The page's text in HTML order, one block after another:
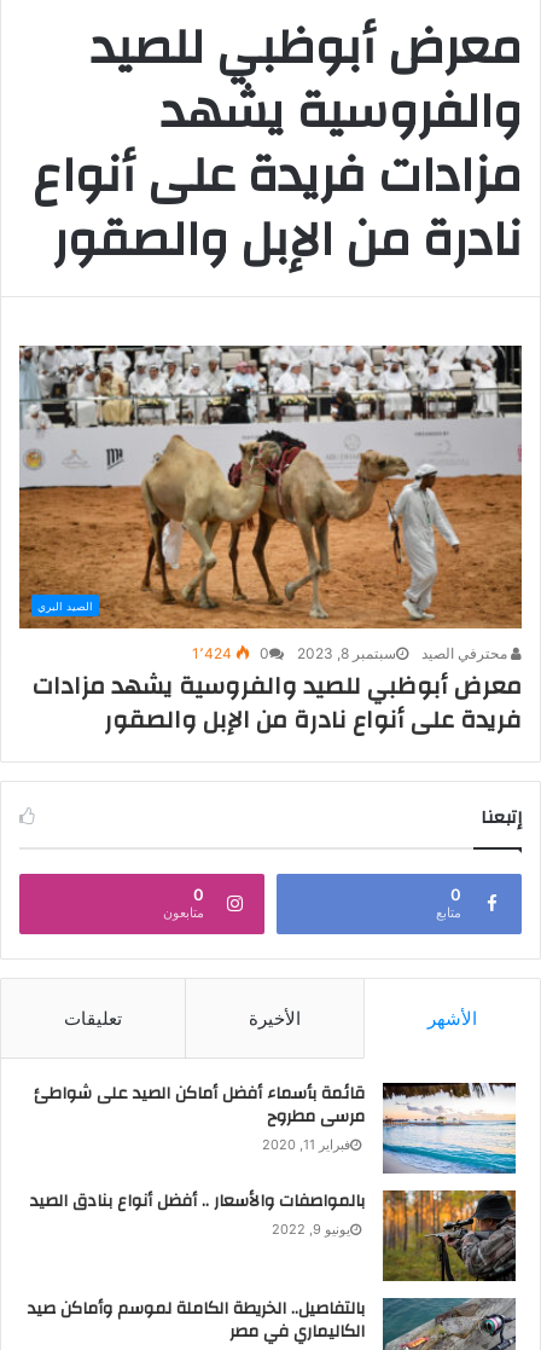
معرض أبوظبي للصيد
والفروسية يشهد
مزادات فريدة على أنواع
نادرة من الإبل والصقور
الصيد البري
محترفي الصيد سبتمبر 8, 2023 0 1٬424
معرض أبوظبي للصيد والفروسية يشهد مزادات
فريدة على أنواع نادرة من الإبل والصقور
إتبعنا
0
متابع
0
متابعون
الأشهر الأخيرة تعليقات
قائمة بأسماء أفضل أماكن الصيد على شواطئ
مرسى مطروح
فبراير 11, 2020
بالمواصفات والأسعار .. أفضل أنواع بنادق الصيد
يونيو 9, 2022
بالتفاصيل.. الخريطة الكاملة لموسم وأماكن صيد
الكاليماري في مصر